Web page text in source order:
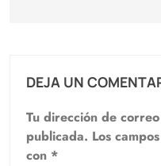
DEJA UN
Tu dirección de
publicada. Los
con *